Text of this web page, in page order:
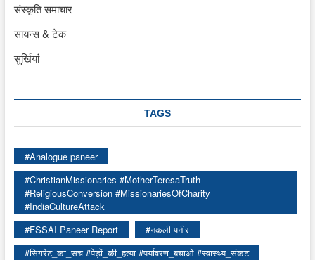
संस्कृति समाचार
सायन्स & टेक
सुर्खियां
TAGS
#Analogue paneer
#ChristianMissionaries #MotherTeresaTruth
#ReligiousConversion #MissionariesOfCharity
#IndiaCultureAttack
#FSSAI Paneer Report
#नकली पनीर
#सिगरेट_का_सच #पेड़ों_की_हत्या #पर्यावरण_बचाओ #स्वास्थ्य_संकट